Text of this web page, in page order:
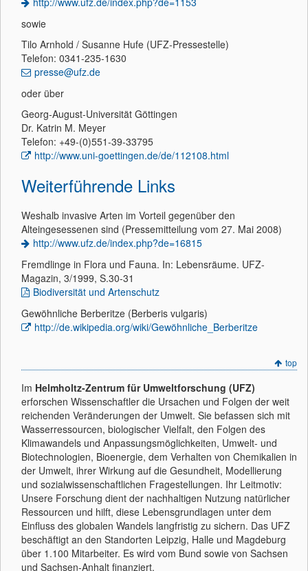
sowie
Tilo Arnhold / Susanne Hufe (UFZ-Pressestelle)
Telefon: 0341-235-1630
presse@ufz.de
oder über
Georg-August-Universität Göttingen
Dr. Katrin M. Meyer
Telefon: +49-(0)551-39-33795
http://www.uni-goettingen.de/de/112108.html
Weiterführende Links
Weshalb invasive Arten im Vorteil gegenüber den
Alteingesessenen sind (Pressemitteilung vom 27. Mai 2008)
http://www.ufz.de/index.php?de=16815
Fremdlinge in Flora und Fauna. In: Lebensräume. UFZ-
Magazin, 3/1999, S.30-31
Biodiversität und Artenschutz
Gewöhnliche Berberitze (Berberis vulgaris)
http://de.wikipedia.org/wiki/Gewöhnliche_Berberitze
top
Im Helmholtz-Zentrum für Umweltforschung (UFZ)
erforschen Wissenschaftler die Ursachen und Folgen der weit
reichenden Veränderungen der Umwelt. Sie befassen sich mit
Wasserressourcen, biologischer Vielfalt, den Folgen des
Klimawandels und Anpassungsmöglichkeiten, Umwelt- und
Biotechnologien, Bioenergie, dem Verhalten von Chemikalien in
der Umwelt, ihrer Wirkung auf die Gesundheit, Modellierung
und sozialwissenschaftlichen Fragestellungen. Ihr Leitmotiv:
Unsere Forschung dient der nachhaltigen Nutzung natürlicher
Ressourcen und hilft, diese Lebensgrundlagen unter dem
Einfluss des globalen Wandels langfristig zu sichern. Das UFZ
beschäftigt an den Standorten Leipzig, Halle und Magdeburg
über 1.100 Mitarbeiter. Es wird vom Bund sowie von Sachsen
und Sachsen-Anhalt finanziert.